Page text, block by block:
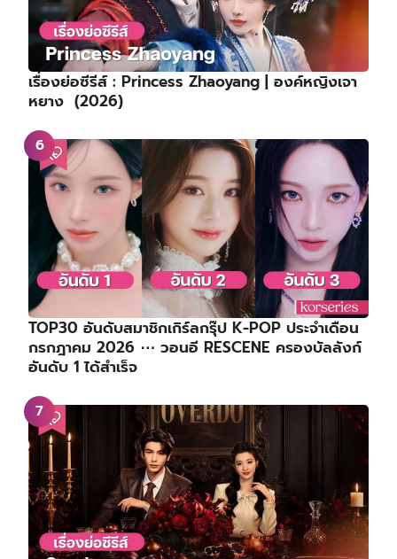
เรื่องย่อซีรีส์ : Princess Zhaoyang | องค์หญิงเจา
หยาง (2026)
TOP30 อันดับสมาชิกเกิร์ลกรุ๊ป K-POP ประจำเดือน
กรกฎาคม 2026 ⋯ วอนอี RESCENE ครองบัลลังก์
อันดับ 1 ได้สำเร็จ